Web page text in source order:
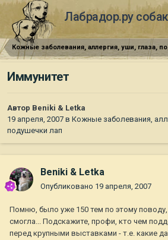
Лабрадор.ру
Иммунитет
Автор Beniki & Letka
19 апреля, 2007 в Кожные заболевания,
подушечки лап
Beniki & Letka
Опубликовано 19 апреля, 2007
Помню, было уже 150 тем по этому поводу,
смогла... Подскажите, профи, кто чем
перед крупными выставками - т.е. какие